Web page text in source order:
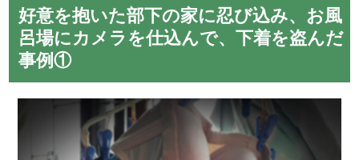
好意を抱いた部下の家に忍び込み、お風
呂場にカメラを仕込んで、下着を盗んだ
事例①